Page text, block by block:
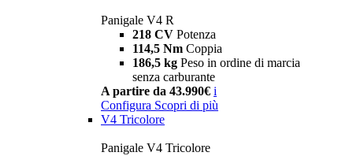
Panigale V4 R
218 CV Potenza
114,5 Nm Coppia
186,5 kg Peso in ordine di marcia
senza carburante
A partire da 43.990€ i
Configura Scopri di più
V4 Tricolore
Panigale V4 Tricolore